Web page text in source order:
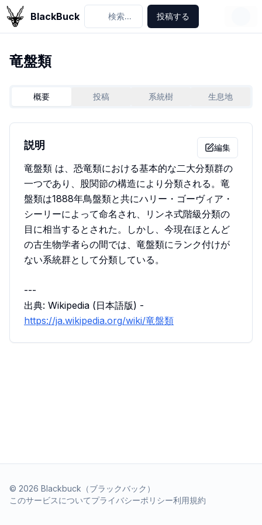
BlackBuck 検索... 投稿する
竜盤類
概要 投稿 系統樹 生息地
編集
説明
竜盤類 は、恐竜類における基本的な二大分類群の
一つであり、股関節の構造により分類される。竜
盤類は1888年鳥盤類と共にハリー・ゴーヴィア・
シーリーによって命名され、リンネ式階級分類の
目に相当するとされた。しかし、今現在ほとんど
の古生物学者らの間では、竜盤類にランク付けが
ない系統群として分類している。
---
出典: Wikipedia (日本語版) -
https://ja.wikipedia.org/wiki/竜盤類
© 2026 Blackbuck（ブラックバック）
このサービスについてプライバシーポリシー利用規約